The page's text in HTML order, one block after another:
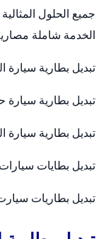
جميع الحلول
الخدمة شاملة
تبديل بطارية سيارة
تبديل بطارية سيارة
تبديل بطارية سيارة
تبديل بطايات
تبديل بطاريات